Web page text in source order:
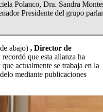
Polanco, Dra. Sandra
Presidente del grupo
abajo) , Director de
que esta alianza ha
actualmente se trabaja en la
mediante publicaciones